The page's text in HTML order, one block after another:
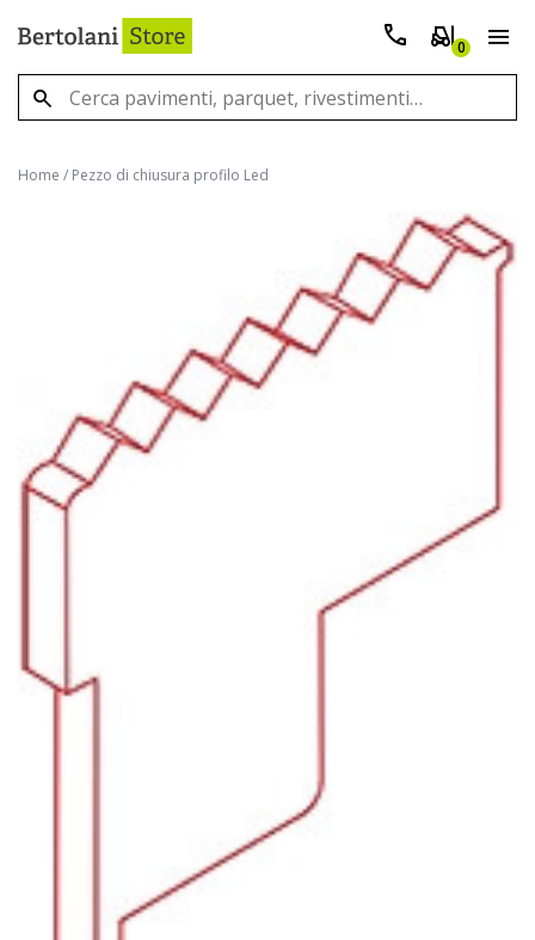
0
Home / Pezzo di chiusura profilo Led